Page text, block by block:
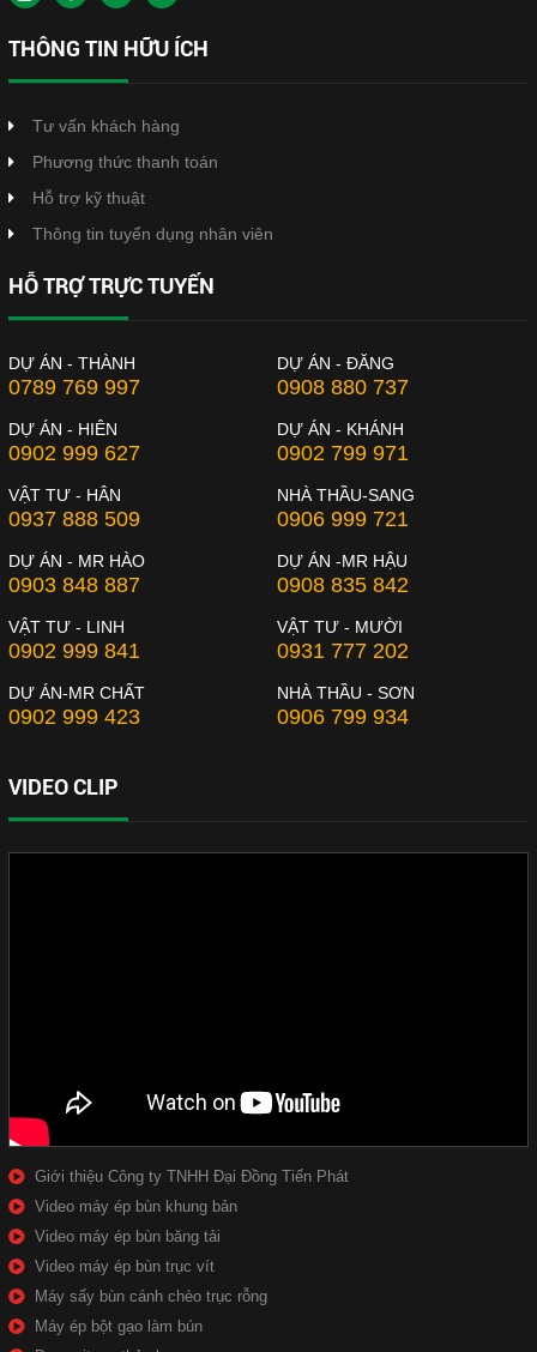
THÔNG TIN HỮU ÍCH
Tư vấn khách hàng
Phương thức thanh toán
Hỗ trợ kỹ thuật
Thông tin tuyển dụng nhân viên
HỖ TRỢ TRỰC TUYẾN
DỰ ÁN - THÀNH
0789 769 997
DỰ ÁN - ĐĂNG
0908 880 737
DỰ ÁN - HIÊN
0902 999 627
DỰ ÁN - KHÁNH
0902 799 971
VẬT TƯ - HÂN
0937 888 509
NHÀ THẦU-SANG
0906 999 721
DỰ ÁN - MR HÀO
0903 848 887
DỰ ÁN -MR HẬU
0908 835 842
VẬT TƯ - LINH
0902 999 841
VẬT TƯ - MƯỜI
0931 777 202
DỰ ÁN-MR CHẤT
0902 999 423
NHÀ THẦU - SƠN
0906 799 934
VIDEO CLIP
Giới thiệu Công ty TNHH Đại Đồng Tiến Phát
Video máy ép bùn khung bản
Video máy ép bùn băng tải
Video máy ép bùn trục vít
Máy sấy bùn cánh chèo trục rỗng
Máy ép bột gạo làm bún